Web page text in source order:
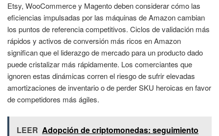
Etsy, WooCommerce y Magento deben considerar cómo las
eficiencias impulsadas por las máquinas de Amazon cambian
los puntos de referencia competitivos. Ciclos de validación más
rápidos y activos de conversión más ricos en Amazon
significan que el liderazgo de mercado para un producto dado
puede cristalizar más rápidamente. Los comerciantes que
ignoren estas dinámicas corren el riesgo de sufrir elevadas
amortizaciones de inventario o de perder SKU heroicas en favor
de competidores más ágiles.
LEER Adopción de criptomonedas: seguimiento